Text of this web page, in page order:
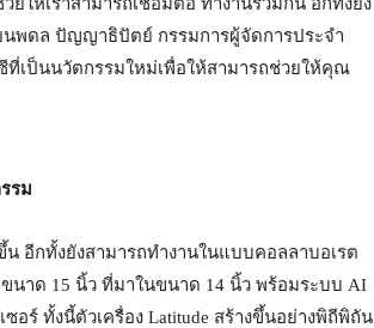
นพดล ปัญญาธิปัตย์ กรรมการผู้จัดการประจำ
ที่เป็นนวัตกรรมใหม่เพื่อให้สามารถช่วยให้คุณ
รม
อีกทั้งยังสามารถทำงานในแบบคอลลาบอเรต
ขนาด 15 นิ้ว ที่มาในขนาด 14 นิ้ว พร้อมระบบ AI
อร์ ทั้งนี้ตัวเครื่อง Latitude สร้างขึ้นอย่างพิถีพิถัน